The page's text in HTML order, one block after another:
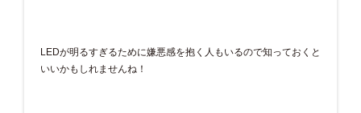
LEDが明るすぎるために嫌悪感を抱く人もいるので知っておくと
いいかもしれませんね！